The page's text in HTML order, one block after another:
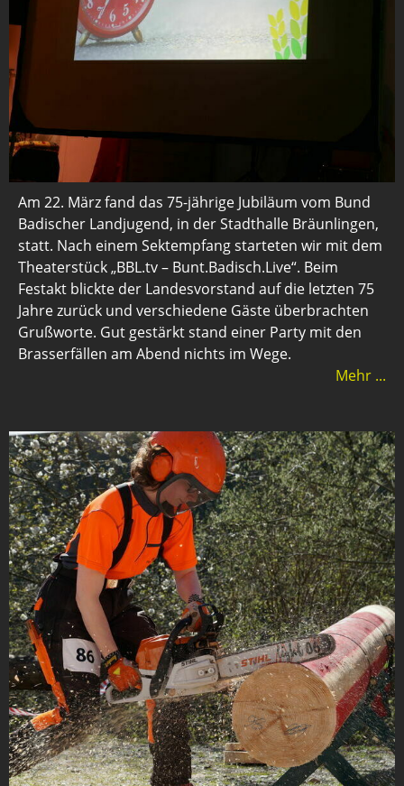
Am 22. März fand das 75-jährige Jubiläum vom Bund
Badischer Landjugend, in der Stadthalle Bräunlingen,
statt. Nach einem Sektempfang starteten wir mit dem
Theaterstück „BBL.tv – Bunt.Badisch.Live“. Beim
Festakt blickte der Landesvorstand auf die letzten 75
Jahre zurück und verschiedene Gäste überbrachten
Grußworte. Gut gestärkt stand einer Party mit den
Brasserfällen am Abend nichts im Wege.
Mehr ...